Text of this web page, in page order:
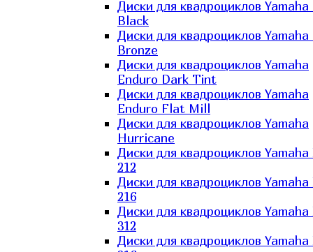
Диски для квадроциклов
Black
Диски для квадроциклов
Bronze
Диски для квадроциклов Yamaha
Enduro Dark Tint
Диски для квадроциклов Yamaha
Enduro Flat Mill
Диски для квадроциклов Yamaha
Hurricane
Диски для квадроциклов
212
Диски для квадроциклов
216
Диски для квадроциклов
312
Диски для квадроциклов